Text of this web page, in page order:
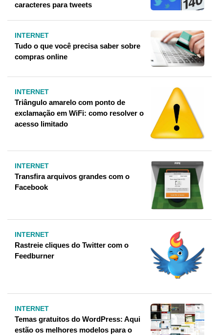
caracteres para tweets
INTERNET
Tudo o que você precisa saber sobre
compras online
INTERNET
Triângulo amarelo com ponto de
exclamação em WiFi: como resolver o
acesso limitado
INTERNET
Transfira arquivos grandes com o
Facebook
INTERNET
Rastreie cliques do Twitter com o
Feedburner
INTERNET
Temas gratuitos do WordPress: Aqui
estão os melhores modelos para o